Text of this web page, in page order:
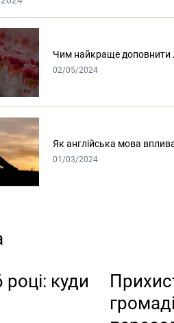
Чим найкраще доповнити
02/05/2024
Як англійська мова
01/03/2024
куди